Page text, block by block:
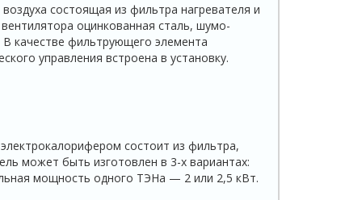
состоящая из фильтра нагревателя и
оцинкованная сталь, шумо­
каче­стве фильтрующего элемента
управления встроена в установку.
состоит из фильтра,
может быть изготовлен в 3-х вариантах:
мощность одного ТЭНа — 2 или 2,5 кВт.